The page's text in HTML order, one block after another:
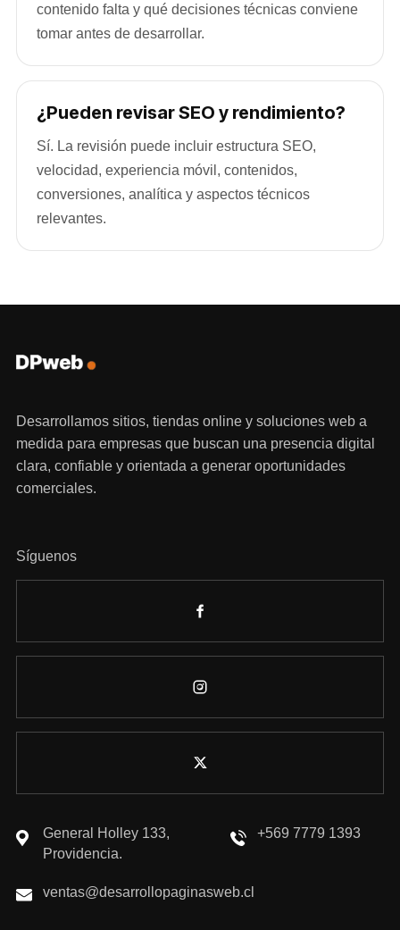
contenido falta y qué decisiones técnicas conviene
tomar antes de desarrollar.
¿Pueden revisar SEO y rendimiento?
Sí. La revisión puede incluir estructura SEO,
velocidad, experiencia móvil, contenidos,
conversiones, analítica y aspectos técnicos
relevantes.
Desarrollamos sitios, tiendas online y soluciones web a
medida para empresas que buscan una presencia digital
clara, confiable y orientada a generar oportunidades
comerciales.
Síguenos
General Holley 133,
Providencia.
+569 7779 1393
ventas@desarrollopaginasweb.cl